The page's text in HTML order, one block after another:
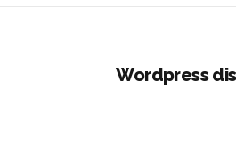
Wordpress